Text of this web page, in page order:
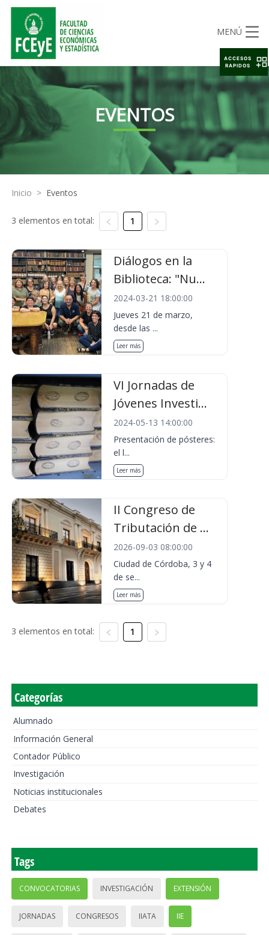
MENÚ
EVENTOS
Inicio > Eventos
3 elementos en total: 1
Diálogos en la
Biblioteca: "Nu...
2024-03-21 18:00:00
Jueves 21 de marzo,
desde las ...
Leer más
VI Jornadas de
Jóvenes Investi...
2024-05-13 14:00:00
Presentación de pósteres:
el l...
Leer más
II Congreso de
Tributación de ...
2026-09-03 08:00:00
Ciudad de Córdoba, 3 y 4
de se...
Leer más
3 elementos en total: 1
Categorías
Alumnado
Información General
Contador Público
Investigación
Noticias institucionales
Debates
Tags
CONVOCATORIAS INVESTIGACIÓN EXTENSIÓN
JORNADAS CONGRESOS IIATA IIE
ACCESOS
RAPIDOS